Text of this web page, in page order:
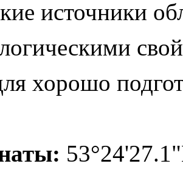
источники
хорошо